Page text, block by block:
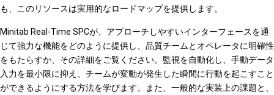
も、このリソースは実用的なロードマップを提供します。
Minitab Real-Time SPCが、アプローチしやすいインターフェースを通
じて強力な機能をどのように提供し、品質チームとオペレータに明確性
をもたらすか、その詳細をご覧ください。監視を自動化し、手動データ
入力を最小限に抑え、チームが変動が発生した瞬間に行動を起こすこと
ができるようにする方法を学びます。また、一般的な実装上の課題と、